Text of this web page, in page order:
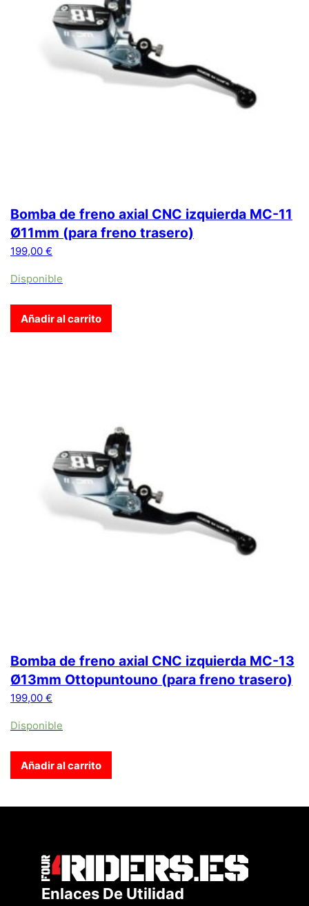
Bomba de freno axial CNC izquierda MC-11
Ø11mm (para freno trasero)
199,00 €
Disponible
Añadir al carrito
Bomba de freno axial CNC izquierda MC-13
Ø13mm Ottopuntouno (para freno trasero)
199,00 €
Disponible
Añadir al carrito
Enlaces De Utilidad